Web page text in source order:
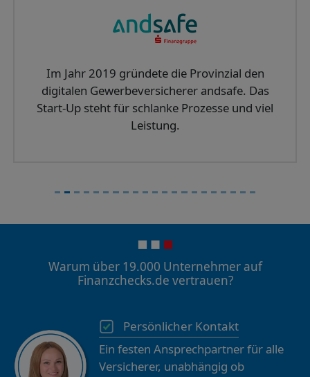
Im Jahr 2019 gründete die Provinzial den
digitalen Gewerbeversicherer andsafe. Das
Start-Up steht für schlanke Prozesse und viel
Leistung.
Warum über 19.000 Unternehmer auf
Finanzchecks.de vertrauen?
Persönlicher Kontakt
Ein festen Ansprechpartner für alle
Versicherer, unabhängig ob